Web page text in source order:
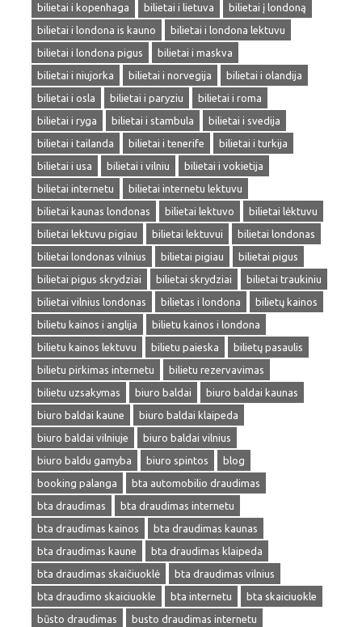
bilietai i kopenhaga
bilietai i lietuva
bilietai į londoną
bilietai i londona is kauno
bilietai i londona lektuvu
bilietai i londona pigus
bilietai i maskva
bilietai i niujorka
bilietai i norvegija
bilietai i olandija
bilietai i osla
bilietai i paryziu
bilietai i roma
bilietai i ryga
bilietai i stambula
bilietai i svedija
bilietai i tailanda
bilietai i tenerife
bilietai i turkija
bilietai i usa
bilietai i vilniu
bilietai i vokietija
bilietai internetu
bilietai internetu lektuvu
bilietai kaunas londonas
bilietai lektuvo
bilietai lėktuvu
bilietai lektuvu pigiau
bilietai lektuvui
bilietai londonas
bilietai londonas vilnius
bilietai pigiau
bilietai pigus
bilietai pigus skrydziai
bilietai skrydziai
bilietai traukiniu
bilietai vilnius londonas
bilietas i londona
bilietų kainos
bilietu kainos i anglija
bilietu kainos i londona
bilietu kainos lektuvu
bilietu paieska
bilietų pasaulis
bilietu pirkimas internetu
bilietu rezervavimas
bilietu uzsakymas
biuro baldai
biuro baldai kaunas
biuro baldai kaune
biuro baldai klaipeda
biuro baldai vilniuje
biuro baldai vilnius
biuro baldu gamyba
biuro spintos
blog
booking palanga
bta automobilio draudimas
bta draudimas
bta draudimas internetu
bta draudimas kainos
bta draudimas kaunas
bta draudimas kaune
bta draudimas klaipeda
bta draudimas skaičiuoklė
bta draudimas vilnius
bta draudimo skaiciuokle
bta internetu
bta skaiciuokle
būsto draudimas
busto draudimas internetu